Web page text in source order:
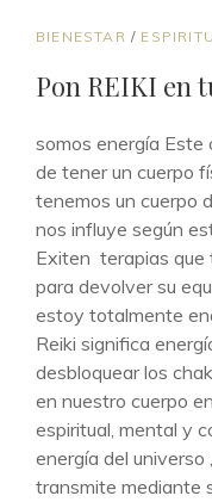
ENLACES
CATEGORÍAS
BIENESTAR /
Pon REIKI en
somos energía Este
de tener un cuerpo
tenemos un cuerpo
nos influye según
Exiten terapias que
para devolver su
estoy totalmente
Reiki significa
desbloquear los
en nuestro cuerpo
espiritual, mental y
energía del universo
transmite mediante